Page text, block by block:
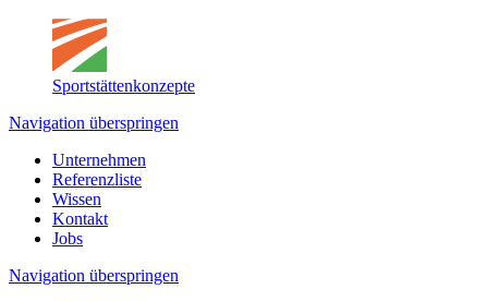
Sportstättenkonzepte
Navigation überspringen
Unternehmen
Referenzliste
Wissen
Kontakt
Jobs
Navigation überspringen